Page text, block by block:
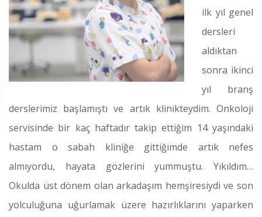
ilk yıl genel
dersleri
aldıktan
sonra ikinci
yıl branş
derslerimiz başlamıştı ve artık klinikteydim. Onkoloji
servisinde bir kaç haftadır takip ettiğim 14 yaşındaki
hastam o sabah kliniğe gittiğimde artık nefes
almıyordu, hayata gözlerini yummuştu. Yıkıldım…
Okulda üst dönem olan arkadaşım hemşiresiydi ve son
yolculuğuna uğurlamak üzere hazırlıklarını yaparken